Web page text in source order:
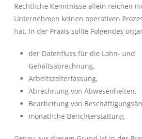
Rechtliche Kenntnisse allein reichen
Unternehmen keinen operativen
hat. In der Praxis sollte Folgendes
der Datenfluss für die Lohn- und
Gehaltsabrechnung,
Arbeitszeiterfassung,
Abrechnung von Abwesenheiten,
Bearbeitung von
monatliche Berichterstattung.